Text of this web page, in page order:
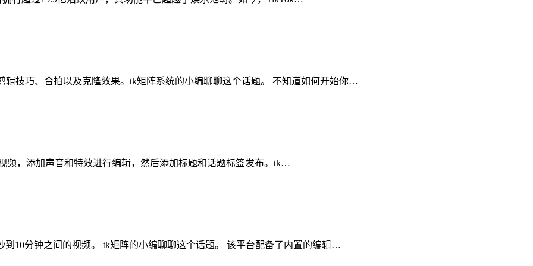
技巧、合拍以及克隆效果。tk矩阵系统的小编聊聊这个话题。 不知道如何开始你…
频，添加声音和特效进行编辑，然后添加标题和话题标签发布。tk…
10分钟之间的视频。 tk矩阵的小编聊聊这个话题。 该平台配备了内置的编辑…